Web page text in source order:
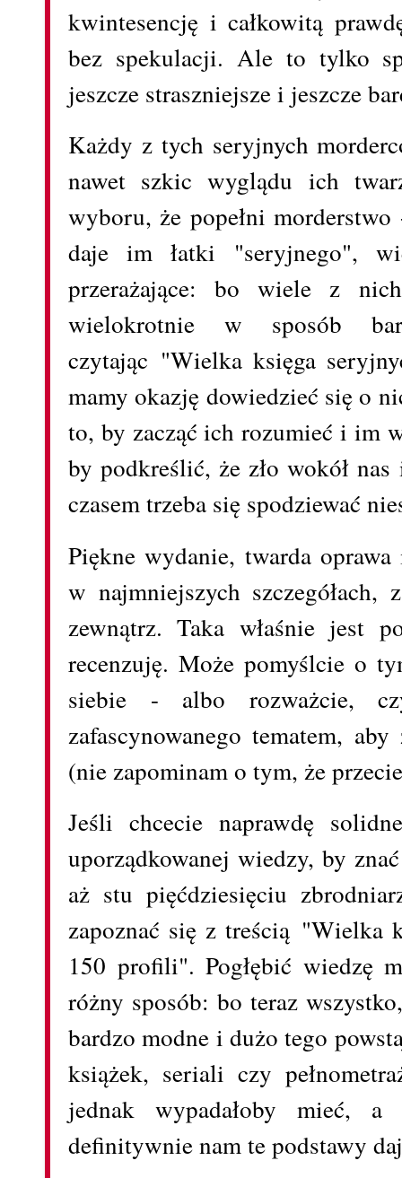
kwintesencję i całkowitą
bez spekulacji. Ale to tylko
jeszcze straszniejsze i jeszcze
Każdy z tych seryjnych
nawet szkic wyglądu ich
wyboru, że popełni
daje im łatki "seryjnego",
przerażające: bo wiele z
wielokrotnie w sposób
czytając "Wielka księga
mamy okazję dowiedzieć się o
to, by zacząć ich rozumieć i im
by podkreślić, że zło wokół
czasem trzeba się spodziewać
Piękne wydanie, twarda
w najmniejszych
zewnątrz. Taka właśnie jest
recenzuję. Może pomyślcie o
siebie - albo rozważcie,
zafascynowanego tematem,
(nie zapominam o tym, że
Jeśli chcecie naprawdę
uporządkowanej wiedzy, by
aż stu pięćdziesięciu
zapoznać się z treścią "Wielka
150 profili". Pogłębić wiedzę
różny sposób: bo teraz
bardzo modne i dużo tego
książek, seriali czy
jednak wypadałoby mieć, a
definitywnie nam te podstawy